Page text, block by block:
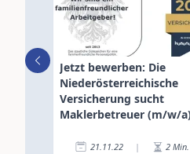
Jetzt bewerben: Die
Niederösterreichische
Versicherung sucht
Maklerbetreuer (m/w/
21.11.22 | 2 Min.